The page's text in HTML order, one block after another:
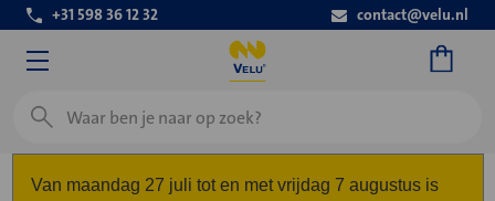
+31 598 36 12 32 contact@velu.nl
Zoeken
Van maandag 27 juli tot en met vrijdag 7 augustus is